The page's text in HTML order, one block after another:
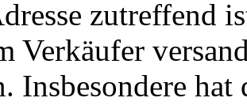
zutreffend
Verkäufer
Insbesondere